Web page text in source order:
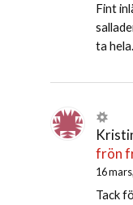
Fint
ta
frön
16
Tack